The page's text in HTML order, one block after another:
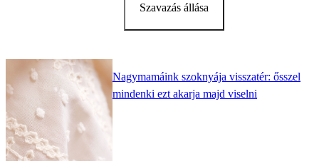
Szavazás állása
Nagymamáink szoknyája visszatér: ősszel
mindenki ezt akarja majd viselni